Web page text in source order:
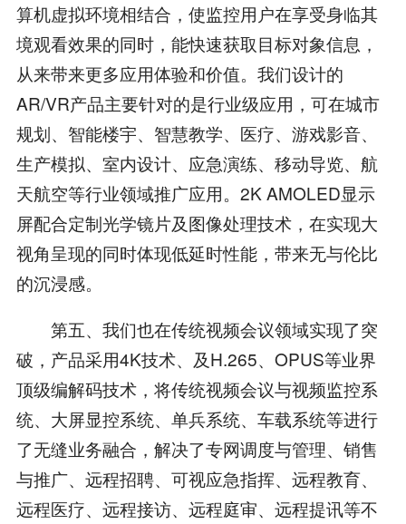
算机虚拟环境相结合，使监控用户在享受身临其
境观看效果的同时，能快速获取目标对象信息，
从来带来更多应用体验和价值。我们设计的
AR/VR产品主要针对的是行业级应用，可在城市
规划、智能楼宇、智慧教学、医疗、游戏影音、
生产模拟、室内设计、应急演练、移动导览、航
天航空等行业领域推广应用。2K AMOLED显示
屏配合定制光学镜片及图像处理技术，在实现大
视角呈现的同时体现低延时性能，带来无与伦比
的沉浸感。
第五、我们也在传统视频会议领域实现了突
破，产品采用4K技术、及H.265、OPUS等业界
顶级编解码技术，将传统视频会议与视频监控系
统、大屏显控系统、单兵系统、车载系统等进行
了无缝业务融合，解决了专网调度与管理、销售
与推广、远程招聘、可视应急指挥、远程教育、
远程医疗、远程接访、远程庭审、远程提讯等不